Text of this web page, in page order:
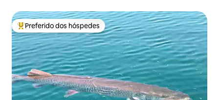
Entre os melhores preferidos dos hóspedes
Preferido dos hóspedes